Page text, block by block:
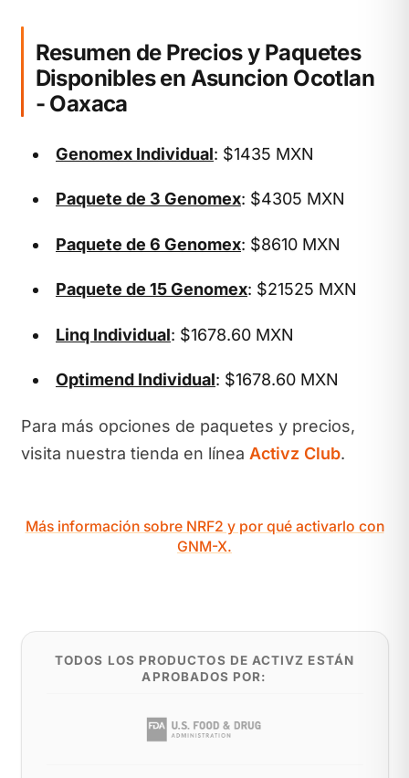
Resumen de Precios y Paquetes
Disponibles en Asuncion Ocotlan
- Oaxaca
Genomex Individual: $1435 MXN
Paquete de 3 Genomex: $4305 MXN
Paquete de 6 Genomex: $8610 MXN
Paquete de 15 Genomex: $21525 MXN
Linq Individual: $1678.60 MXN
Optimend Individual: $1678.60 MXN
Para más opciones de paquetes y precios,
visita nuestra tienda en línea Activz Club.
Más información sobre NRF2 y por qué activarlo con
GNM-X.
TODOS LOS PRODUCTOS DE ACTIVZ ESTÁN
APROBADOS POR: